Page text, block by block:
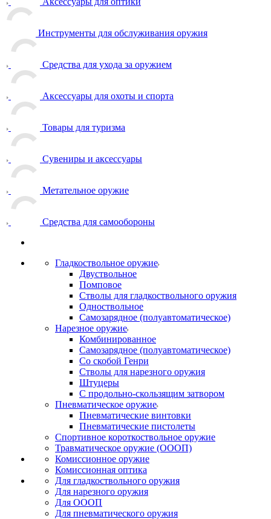
Инструменты для обслуживания оружия
Средства для ухода за оружием
Аксессуары для охоты и спорта
Товары для туризма
Сувениры и аксессуары
Метательное оружие
Средства для самообороны
Гладкоствольное оружие
Двуствольное
Помповое
Стволы для гладкоствольного оружия
Одноствольное
Самозарядное (полуавтоматическое)
Нарезное оружие
Комбинированное
Самозарядное (полуавтоматическое)
Со скобой Генри
Стволы для нарезного оружия
Штуцеры
С продольно-скользящим затвором
Пневматическое оружие
Пневматические винтовки
Пневматические пистолеты
Спортивное короткоствольное оружие
Травматическое оружие (ОООП)
Комиссионное оружие
Комиссионная оптика
Для гладкоствольного оружия
Для нарезного оружия
Для ОООП
Для пневматического оружия